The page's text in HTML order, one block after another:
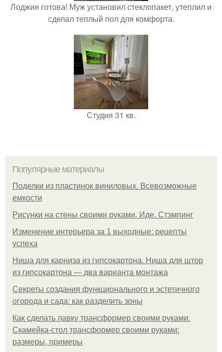
Лоджия готова! Муж установил стеклопакет, утеплил и
сделал теплый пол для комфорта.
Студия 31 кв.
Популярные материалы
Поделки из пластинок виниловых. Всевозможные
емкости
Рисунки на стены своими руками. Иде. Стэмпинг
Изменение интерьера за 1 выходные: рецепты
успеха
Ниша для карниза из гипсокартона. Ниша для штор
из гипсокартона — два варианта монтажа
Секреты создания функционального и эстетичного
огорода и сада: как разделить зоны
Как сделать лавку трансформер своими руками.
Скамейка-стол трансформер своими руками:
размеры, примеры